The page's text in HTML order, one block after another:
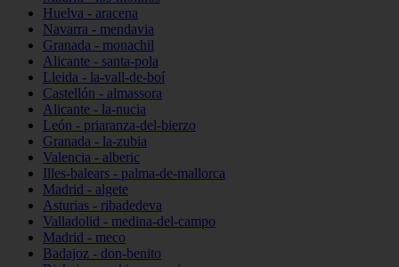
Huelva - aracena
Navarra - mendavia
Granada - monachil
Alicante - santa-pola
Lleida - la-vall-de-boí
Castellón - almassora
Alicante - la-nucia
León - priaranza-del-bierzo
Granada - la-zubia
Valencia - alberic
Illes-balears - palma-de-mallorca
Madrid - algete
Asturias - ribadedeva
Valladolid - medina-del-campo
Madrid - meco
Badajoz - don-benito